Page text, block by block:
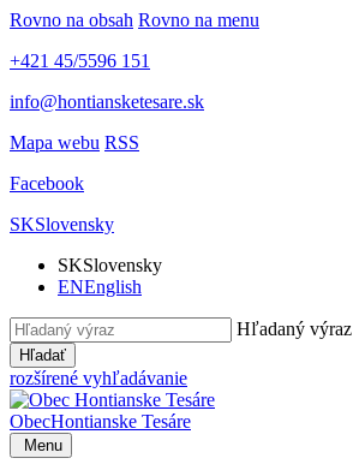
Rovno na obsah Rovno na menu
+421 45/5596 151
info@hontiansketesare.sk
Mapa webu RSS
Facebook
SKSlovensky
SKSlovensky
ENEnglish
Hľadaný výraz
Hľadať
rozšírené vyhľadávanie
ObecHontianske Tesáre
Menu